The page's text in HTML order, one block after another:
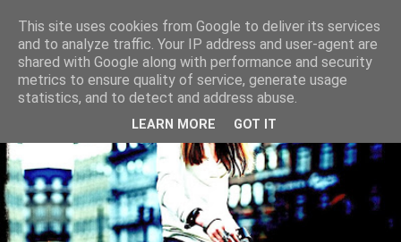
This site uses cookies from Google to deliver its services
and to analyze traffic. Your IP address and user-agent are
shared with Google along with performance and security
metrics to ensure quality of service, generate usage
statistics, and to detect and address abuse.
LEARN MORE GOT IT